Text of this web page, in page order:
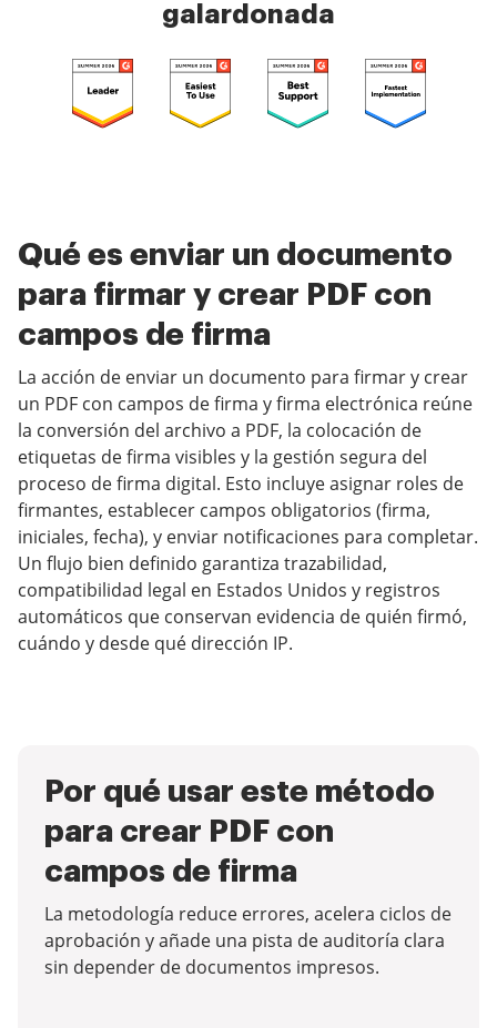
galardonada
Qué es enviar un documento
para firmar y crear PDF con
campos de firma
La acción de enviar un documento para firmar y crear
un PDF con campos de firma y firma electrónica reúne
la conversión del archivo a PDF, la colocación de
etiquetas de firma visibles y la gestión segura del
proceso de firma digital. Esto incluye asignar roles de
firmantes, establecer campos obligatorios (firma,
iniciales, fecha), y enviar notificaciones para completar.
Un flujo bien definido garantiza trazabilidad,
compatibilidad legal en Estados Unidos y registros
automáticos que conservan evidencia de quién firmó,
cuándo y desde qué dirección IP.
Por qué usar este método
para crear PDF con
campos de firma
La metodología reduce errores, acelera ciclos de
aprobación y añade una pista de auditoría clara
sin depender de documentos impresos.